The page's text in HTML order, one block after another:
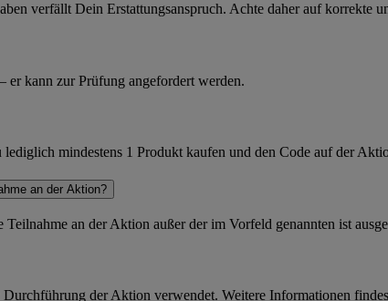
verfällt Dein Erstattungsanspruch. Achte daher auf korrekte
er kann zur Prüfung angefordert werden.
mindestens 1 Produkt kaufen und den Code auf der
an der Aktion?
an der Aktion außer der im Vorfeld genannten ist
der Aktion verwendet. Weitere Informationen